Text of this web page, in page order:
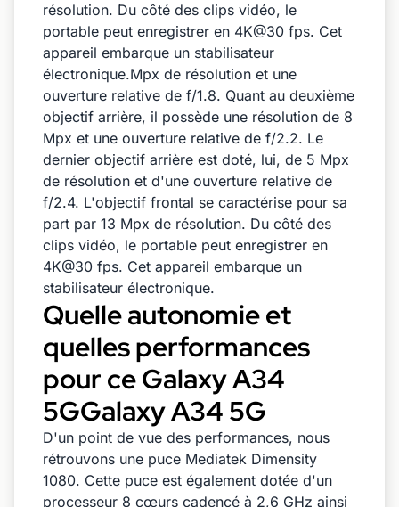
résolution. Du côté des clips vidéo, le
portable peut enregistrer en 4K@30 fps. Cet
appareil embarque un stabilisateur
électronique.Mpx de résolution et une
ouverture relative de f/1.8. Quant au deuxième
objectif arrière, il possède une résolution de 8
Mpx et une ouverture relative de f/2.2. Le
dernier objectif arrière est doté, lui, de 5 Mpx
de résolution et d'une ouverture relative de
f/2.4. L'objectif frontal se caractérise pour sa
part par 13 Mpx de résolution. Du côté des
clips vidéo, le portable peut enregistrer en
4K@30 fps. Cet appareil embarque un
stabilisateur électronique.
Quelle autonomie et
quelles performances
pour ce Galaxy A34
5GGalaxy A34 5G
D'un point de vue des performances, nous
rétrouvons une puce Mediatek Dimensity
1080. Cette puce est également dotée d'un
processeur 8 cœurs cadencé à 2,6 GHz ainsi